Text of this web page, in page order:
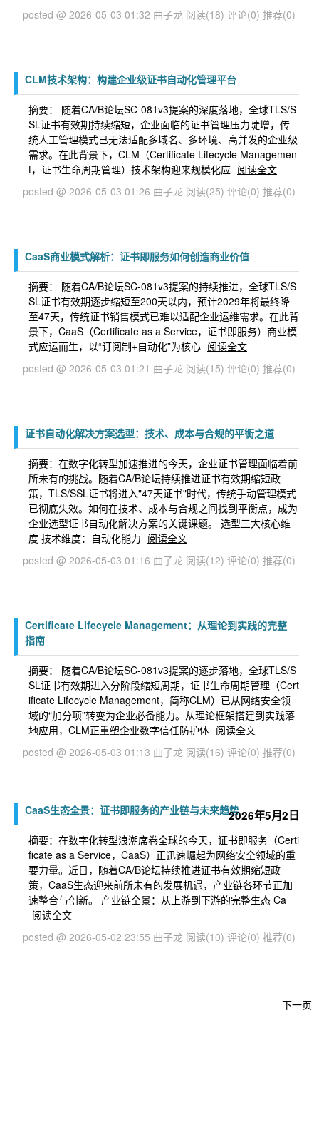
posted @ 2026-05-03 01:32 曲子龙 阅读(18) 评论(0) 推荐(0)
CLM技术架构：构建企业级证书自动化管理平台
摘要： 随着CA/B论坛SC-081v3提案的深度落地，全球TLS/S
SL证书有效期持续缩短，企业面临的证书管理压力陡增，传
统人工管理模式已无法适配多域名、多环境、高并发的企业级
需求。在此背景下，CLM（Certificate Lifecycle Managemen
t，证书生命周期管理）技术架构迎来规模化应 阅读全文
posted @ 2026-05-03 01:26 曲子龙 阅读(25) 评论(0) 推荐(0)
CaaS商业模式解析：证书即服务如何创造商业价值
摘要： 随着CA/B论坛SC-081v3提案的持续推进，全球TLS/S
SL证书有效期逐步缩短至200天以内，预计2029年将最终降
至47天，传统证书销售模式已难以适配企业运维需求。在此背
景下，CaaS（Certificate as a Service，证书即服务）商业模
式应运而生，以“订阅制+自动化”为核心 阅读全文
posted @ 2026-05-03 01:21 曲子龙 阅读(15) 评论(0) 推荐(0)
证书自动化解决方案选型：技术、成本与合规的平衡之道
摘要： ​在数字化转型加速推进的今天，企业证书管理面临着前
所未有的挑战。随着CA/B论坛持续推进证书有效期缩短政
策，TLS/SSL证书将进入"47天证书"时代，传统手动管理模式
已彻底失效。如何在技术、成本与合规之间找到平衡点，成为
企业选型证书自动化解决方案的关键课题。 选型三大核心维
度 技术维度：自动化能力 阅读全文
posted @ 2026-05-03 01:16 曲子龙 阅读(12) 评论(0) 推荐(0)
Certificate Lifecycle Management：从理论到实践的完整
指南
摘要： 随着CA/B论坛SC-081v3提案的逐步落地，全球TLS/S
SL证书有效期进入分阶段缩短周期，证书生命周期管理（Cert
ificate Lifecycle Management，简称CLM）已从网络安全领
域的“加分项”转变为企业必备能力。从理论框架搭建到实践落
地应用，CLM正重塑企业数字信任防护体 阅读全文
posted @ 2026-05-03 01:13 曲子龙 阅读(16) 评论(0) 推荐(0)
2026年5月2日
CaaS生态全景：证书即服务的产业链与未来趋势
摘要： ​在数字化转型浪潮席卷全球的今天，证书即服务（Certi
ficate as a Service，CaaS）正迅速崛起为网络安全领域的重
要力量。近日，随着CA/B论坛持续推进证书有效期缩短政
策，CaaS生态迎来前所未有的发展机遇，产业链各环节正加
速整合与创新。 产业链全景：从上游到下游的完整生态 Ca
阅读全文
posted @ 2026-05-02 23:55 曲子龙 阅读(10) 评论(0) 推荐(0)
下一页